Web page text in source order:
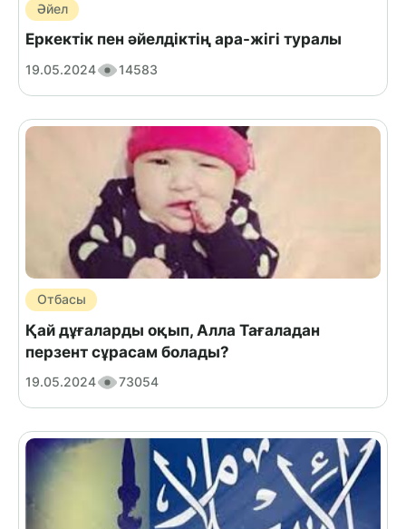
Әйел
Еркектік пен әйелдіктің ара-жігі туралы
19.05.2024 14583
Отбасы
Қай дұғаларды оқып, Алла Тағаладан
перзент сұрасам болады?
19.05.2024 73054